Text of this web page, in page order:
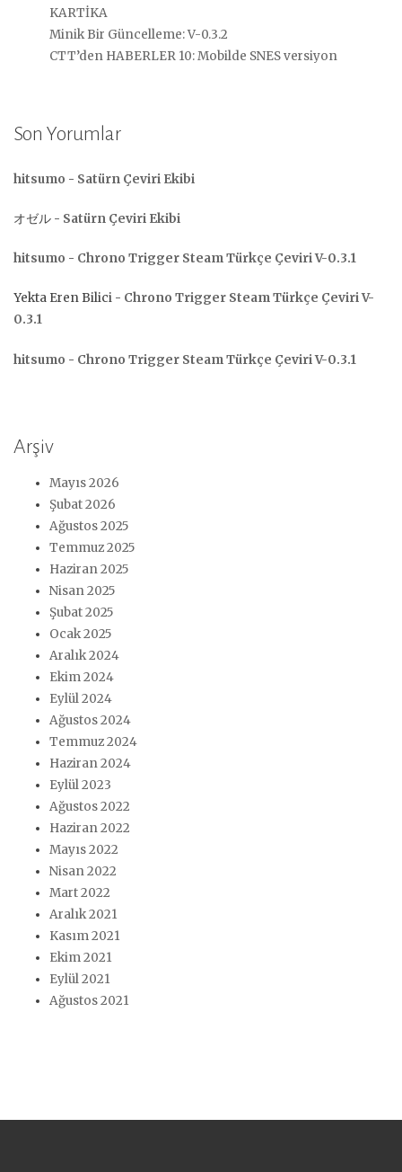
KARTİKA
Minik Bir Güncelleme: V-0.3.2
CTT’den HABERLER 10: Mobilde SNES versiyon
Son Yorumlar
hitsumo - Satürn Çeviri Ekibi
オゼル - Satürn Çeviri Ekibi
hitsumo - Chrono Trigger Steam Türkçe Çeviri V-0.3.1
Yekta Eren Bilici - Chrono Trigger Steam Türkçe Çeviri V-
0.3.1
hitsumo - Chrono Trigger Steam Türkçe Çeviri V-0.3.1
Arşiv
Mayıs 2026
Şubat 2026
Ağustos 2025
Temmuz 2025
Haziran 2025
Nisan 2025
Şubat 2025
Ocak 2025
Aralık 2024
Ekim 2024
Eylül 2024
Ağustos 2024
Temmuz 2024
Haziran 2024
Eylül 2023
Ağustos 2022
Haziran 2022
Mayıs 2022
Nisan 2022
Mart 2022
Aralık 2021
Kasım 2021
Ekim 2021
Eylül 2021
Ağustos 2021